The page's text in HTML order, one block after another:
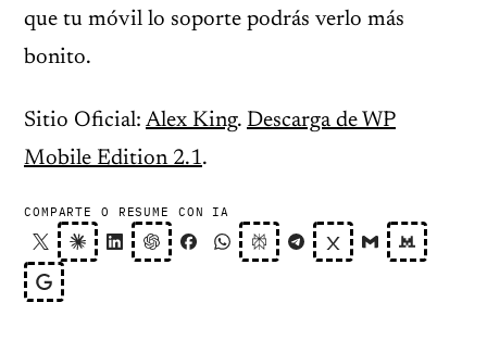
que tu móvil lo soporte podrás verlo más
bonito.
Sitio Oficial: Alex King. Descarga de WP
Mobile Edition 2.1.
COMPARTE O RESUME CON IA